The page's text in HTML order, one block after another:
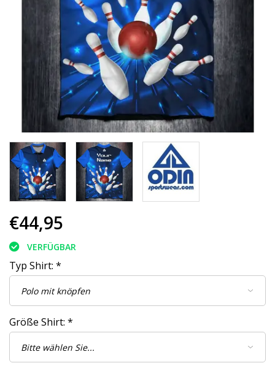
€44,95
VERFÜGBAR
Typ Shirt: *
Größe Shirt: *